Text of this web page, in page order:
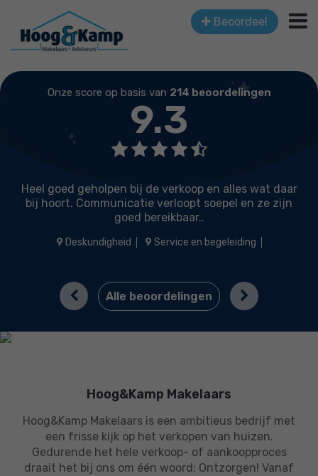
Beoordeel
Onze score op basis van 214 beoordelingen
9.3
Heel goed geholpen bij de verkoop en alles wat daar
bij hoort. Communicatie verloopt soepel en ze zijn
goed bereikbaar..
9 Deskundigheid 9 Service en begeleiding
PreviousAlle beoordelingen Next
Hoog&Kamp Makelaars
Hoog&Kamp Makelaars is een ambitieus bedrijf met
een frisse kijk op het verkopen van huizen.
Gedurende het hele verkoop- of aankoopproces
draait het bij ons om één woord: Ontzorgen! Vanaf